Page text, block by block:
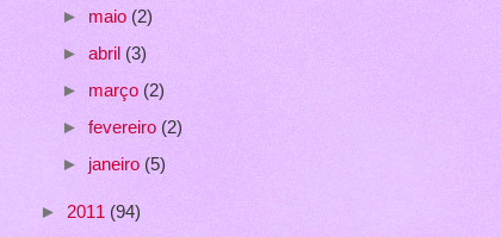
► maio (2)
► abril (3)
► março (2)
► fevereiro (2)
► janeiro (5)
► 2011 (94)